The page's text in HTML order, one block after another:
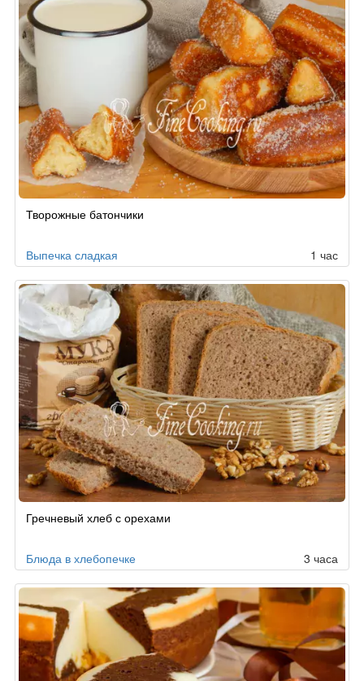
Творожные батончики
Выпечка сладкая 1 час
Гречневый хлеб с орехами
Блюда в хлебопечке 3 часа